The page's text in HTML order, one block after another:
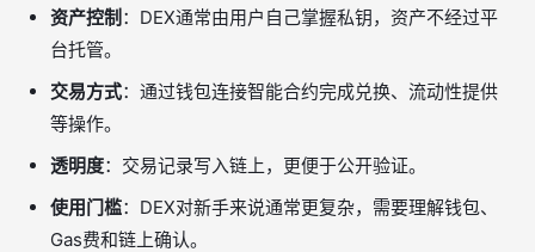
资产控制 ：DEX通常由用户自己掌握私钥，资产不经过平
台托管。
交易方式：通过钱包连接智能合约完成兑换、流动性提供
等操作。
透明度：交易记录写入链上，更便于公开验证。
使用门槛：DEX对新手来说通常更复杂，需要理解钱包、
Gas费和链上确认。